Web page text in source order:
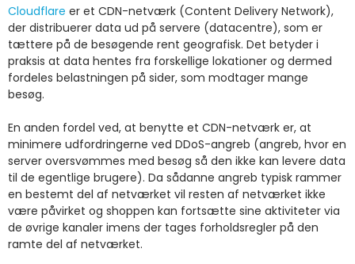
Cloudflare er et CDN-netværk (Content Delivery Network),
der distribuerer data ud på servere (datacentre), som er
tættere på de besøgende rent geografisk. Det betyder i
praksis at data hentes fra forskellige lokationer og dermed
fordeles belastningen på sider, som modtager mange
besøg.
En anden fordel ved, at benytte et CDN-netværk er, at
minimere udfordringerne ved DDoS-angreb (angreb, hvor en
server oversvømmes med besøg så den ikke kan levere data
til de egentlige brugere). Da sådanne angreb typisk rammer
en bestemt del af netværket vil resten af netværket ikke
være påvirket og shoppen kan fortsætte sine aktiviteter via
de øvrige kanaler imens der tages forholdsregler på den
ramte del af netværket.